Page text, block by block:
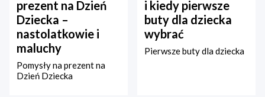
prezent na Dzień
Dziecka –
nastolatkowie i
maluchy
Pomysły na prezent na
Dzień Dziecka
i kiedy pierwsze
buty dla dziecka
wybrać
Pierwsze buty dla dziecka